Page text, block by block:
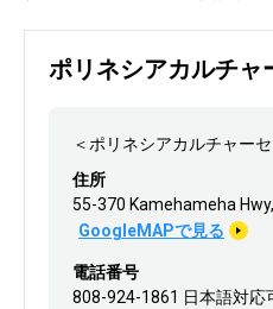
ポリネシアカルチャ
＜ポリネシアカルチャー
住所
55-370 Kamehameha
GoogleMAPで見る
電話番号
808-924-1861 日本語対応